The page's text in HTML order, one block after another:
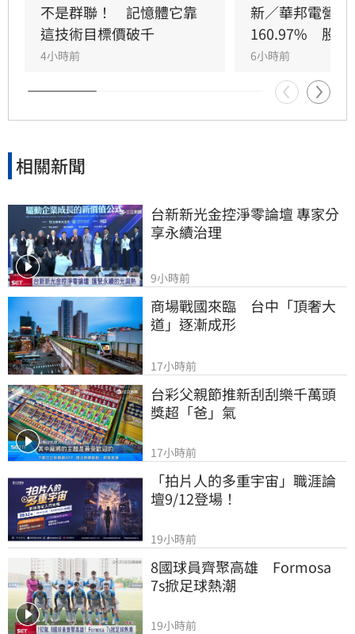
擎，公司並大幅調升2026年資本支出至395億
元，全力衝刺高雄廠擴產與先進製程。法人分析
指出，隨AI需求爆發，2027年記憶體供需缺口將
擴大，華邦電中長線營運看俏，兩家本土券商分
別給予200元及275元目標價，市場對其獲利爆發
力寄予厚望。提醒投資人，投資股票具備風險，
不是群聯！　記憶體它靠
這技術目標價破千
4小時前
新／華邦電營收
160.97%　股價
6小時前
相關新聞
台新新光金控淨零論壇 專家分
享永續治理
9小時前
商場戰國來臨　台中「頂奢大
道」逐漸成形
17小時前
台彩父親節推新刮刮樂千萬頭
獎超「爸」氣
17小時前
「拍片人的多重宇宙」職涯論
壇9/12登場！
19小時前
8國球員齊聚高雄　Formosa
7s掀足球熱潮
19小時前